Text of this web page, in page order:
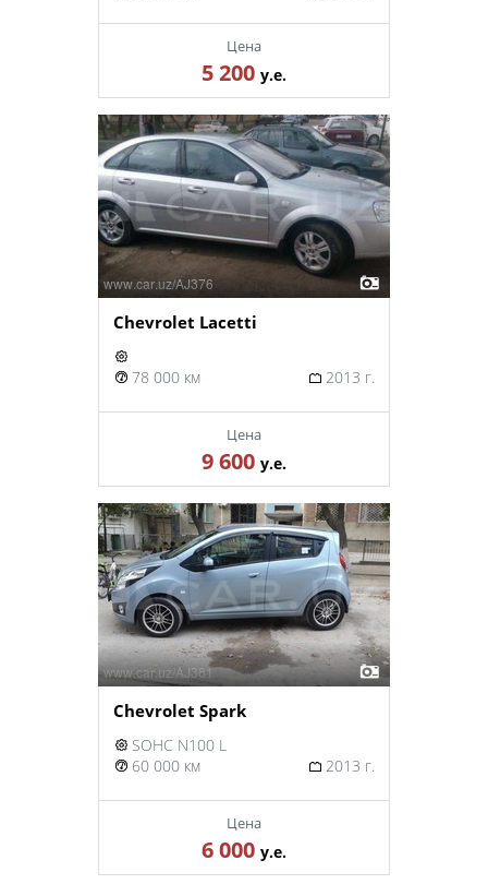
Цена
5 200 у.е.
Chevrolet Lacetti
78 000 км 2013 г.
Цена
9 600 у.е.
Chevrolet Spark
SOHC N100 L
60 000 км
2013 г.
Цена
6 000 у.е.